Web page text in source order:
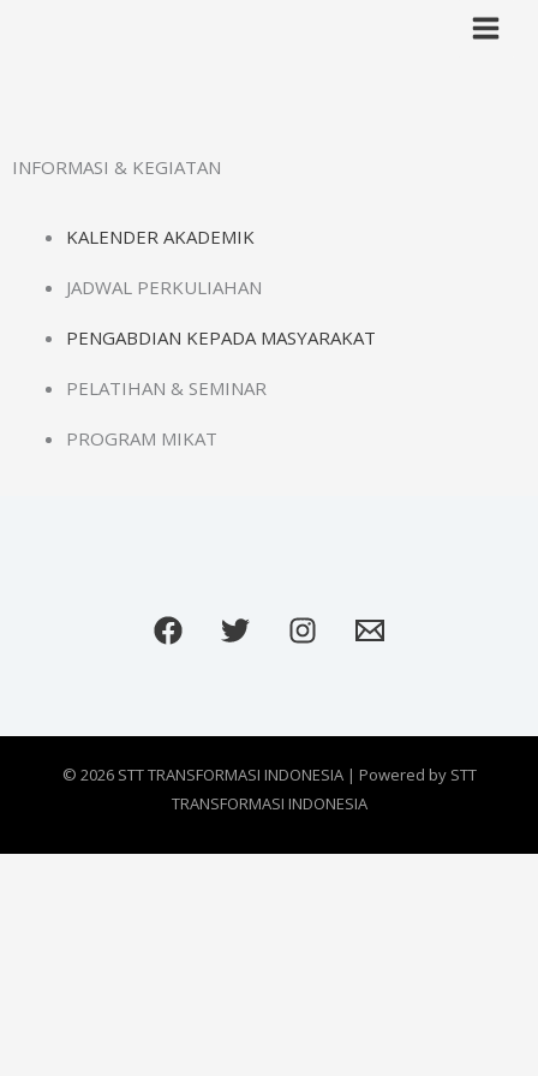
INFORMASI & KEGIATAN
KALENDER AKADEMIK
JADWAL PERKULIAHAN
PENGABDIAN KEPADA MASYARAKAT
PELATIHAN & SEMINAR
PROGRAM MIKAT
© 2026 STT TRANSFORMASI INDONESIA | Powered by STT
TRANSFORMASI INDONESIA